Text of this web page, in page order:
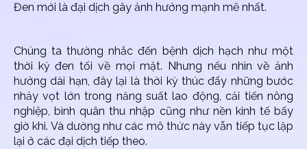
Đen mới là đại dịch gây ảnh hưởng mạnh mẽ nhất.
Chúng ta thường nhắc đến bệnh dịch hạch như một
thời kỳ đen tối về mọi mặt. Nhưng nếu nhìn về ảnh
hưởng dài hạn, đây lại là thời kỳ thúc đẩy những bước
nhảy vọt lớn trong năng suất lao động, cải tiến nông
nghiệp, bình quân thu nhập cũng như nền kinh tế bấy
giờ khi. Và dường như các mô thức này vẫn tiếp tục lặp
lại ở các đại dịch tiếp theo.